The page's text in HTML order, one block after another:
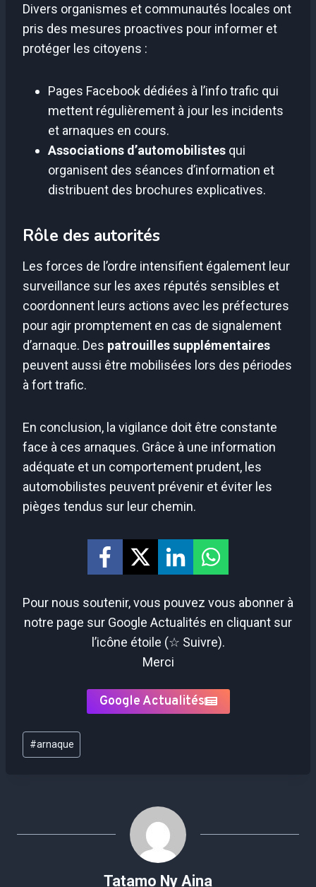
Divers organismes et communautés locales ont
pris des mesures proactives pour informer et
protéger les citoyens :
Pages Facebook dédiées à l’info trafic qui
mettent régulièrement à jour les incidents
et arnaques en cours.
Associations d’automobilistes qui
organisent des séances d’information et
distribuent des brochures explicatives.
Rôle des autorités
Les forces de l’ordre intensifient également leur
surveillance sur les axes réputés sensibles et
coordonnent leurs actions avec les préfectures
pour agir promptement en cas de signalement
d’arnaque. Des patrouilles supplémentaires
peuvent aussi être mobilisées lors des périodes
à fort trafic.
En conclusion, la vigilance doit être constante
face à ces arnaques. Grâce à une information
adéquate et un comportement prudent, les
automobilistes peuvent prévenir et éviter les
pièges tendus sur leur chemin.
Pour nous soutenir, vous pouvez vous abonner à
notre page sur Google Actualités en cliquant sur
l’icône étoile (☆ Suivre).
Merci
Google Actualités
Étiquettes
de
#arnaque
Tatamo Ny Aina